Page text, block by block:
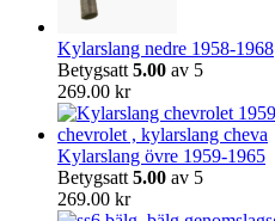
Kylarslang nedre 1958-1968
Betygsatt 5.00 av 5
269.00 kr
Kylarslang övre 1959-1965
Betygsatt 5.00 av 5
269.00 kr